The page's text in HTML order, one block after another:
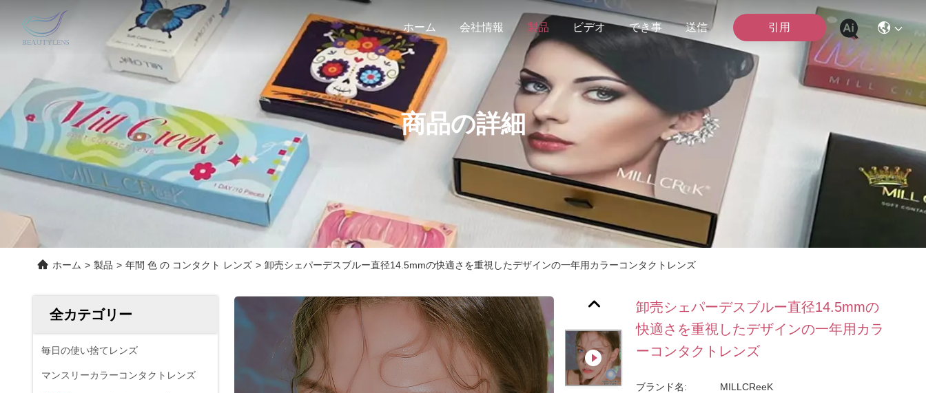
ホーム 会社情報 製品 ビデオ でき事 送信 引用
商品の詳細
ホーム > 製品 > 年間 色 の コンタクト レンズ > 卸売シェパーデスブルー直径14.5mmの快適さを重視したデザインの一年用カラーコンタクトレンズ
全カテゴリー
毎日の使い捨てレンズ
マンスリーカラーコンタクトレンズ
卸売シェパーデスブルー直径14.5mmの
快適さを重視したデザインの一年用カラ
ーコンタクトレンズ
ブランド名: MILLCReeK